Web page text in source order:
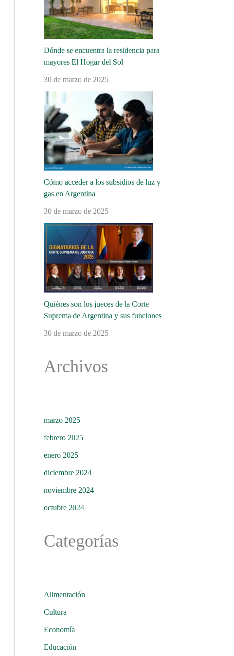
Dónde se encuentra la residencia para
mayores El Hogar del Sol
30 de marzo de 2025
Cómo acceder a los subsidios de luz y
gas en Argentina
30 de marzo de 2025
Quiénes son los jueces de la Corte
Suprema de Argentina y sus funciones
30 de marzo de 2025
Archivos
marzo 2025
febrero 2025
enero 2025
diciembre 2024
noviembre 2024
octubre 2024
Categorías
Alimentación
Cultura
Economía
Educación